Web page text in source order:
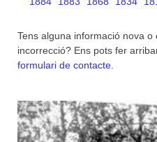
Tens alguna informació nova
incorrecció? Ens pots fer
formulari de contacte.